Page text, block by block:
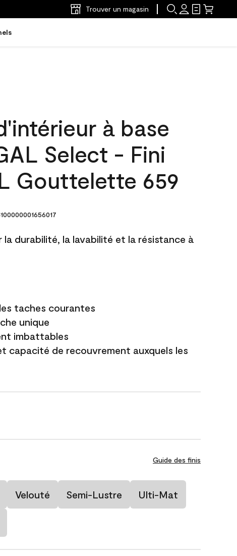
Trouver un magasin
à base
Select - Fini
Gouttelette 659
la durabilité, la lavabilité et la résistance à
taches courantes
unique
imbattables
capacité de recouvrement auxquels les
Guide des finis
Velouté Semi-Lustre Ulti-Mat